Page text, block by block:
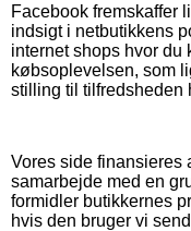
Facebook fremskaffer
indsigt i netbutikkens
internet shops hvor du
købsoplevelsen, som
stilling til tilfredsheden
Vores side finansieres
samarbejde med en
formidler butikkernes
hvis den bruger vi